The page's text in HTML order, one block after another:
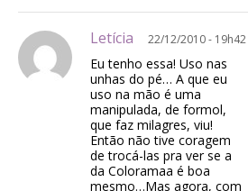
Letícia 22/12/2010 - 19h42
Eu tenho essa! Uso nas
unhas do pé… A que eu
uso na mão é uma
manipulada, de formol,
que faz milagres, viu!
Então não tive coragem
de trocá-las pra ver se a
da Coloramaa é boa
mesmo…Mas agora, com